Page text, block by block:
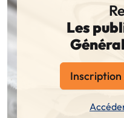
Les
Inscription